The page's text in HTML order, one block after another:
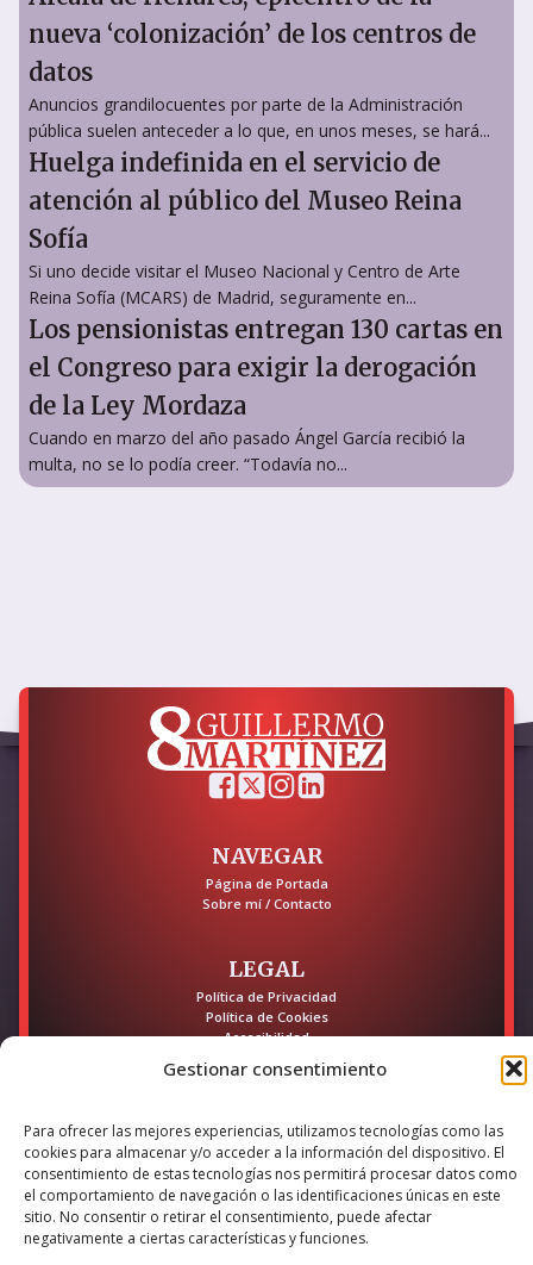
Gestionar consentimiento
Para ofrecer las mejores experiencias, utilizamos tecnologías como las
cookies para almacenar y/o acceder a la información del dispositivo. El
consentimiento de estas tecnologías nos permitirá procesar datos como
el comportamiento de navegación o las identificaciones únicas en este
sitio. No consentir o retirar el consentimiento, puede afectar
negativamente a ciertas características y funciones.
nueva ‘colonización’ de los centros de
datos
Anuncios grandilocuentes por parte de la Administración
pública suelen anteceder a lo que, en unos meses, se hará...
Huelga indefinida en el servicio de
atención al público del Museo Reina
Sofía
Si uno decide visitar el Museo Nacional y Centro de Arte
Reina Sofía (MCARS) de Madrid, seguramente en...
Los pensionistas entregan 130 cartas en
el Congreso para exigir la derogación
de la Ley Mordaza
Cuando en marzo del año pasado Ángel García recibió la
multa, no se lo podía creer. “Todavía no...
NAVEGAR
Página de Portada
Sobre mí / Contacto
LEGAL
Política de Privacidad
Política de Cookies
Accesibilidad
Esta empresa ha sido beneficiaria del bono Kit Digital y lo ha
internet, financiado por la Unión Europea – NextGeneration EU
© 2026 Guillermo Martínez | Todos los derechos reservados |
Powered byAnova IT